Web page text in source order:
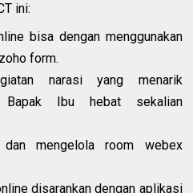
ini:
bisa dengan menggunakan
form.
narasi yang menarik
Bapak Ibu hebat sekalian
dan mengelola room webex
disarankan dengan aplikasi